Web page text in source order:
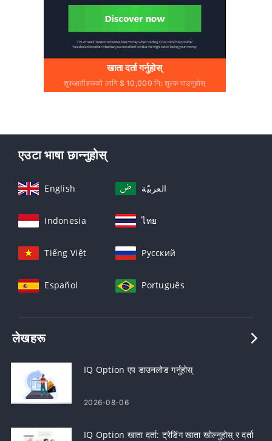
खाता दर्ता गर्नुहोस्
शुरुआतीहरूको लागि $ 10,000 नि: शुल्क पाउनुहोस्
एउटा भाषा छान्नुहोस्
English العربيّة
Indonesia ไทย
Tiếng Việt Русский
Español Português
लेखहरू
IQ Option एप डाउनलोड गर्नुहोस्
2026-08-06
IQ Option खाता दर्ता: ट्रेडिंग खाता खोल्नुहोस् र दर्ता